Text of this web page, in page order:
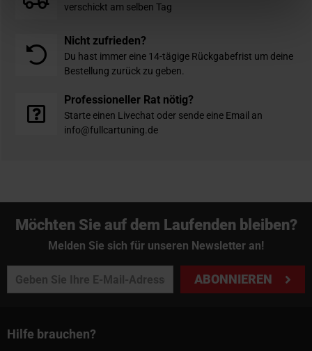
verschickt am selben Tag
Nicht zufrieden?
Du hast immer eine 14-tägige Rückgabefrist um deine
Bestellung zurück zu geben.
Professioneller Rat nötig?
Starte einen Livechat oder sende eine Email an
info@fullcartuning.de
Möchten Sie auf dem Laufenden bleiben?
Melden Sie sich für unseren Newsletter an!
ABONNIEREN
Hilfe brauchen?